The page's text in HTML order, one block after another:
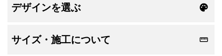
デザインを選ぶ
サイズ・施工について